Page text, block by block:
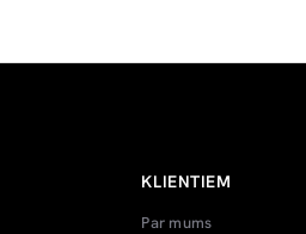
KLIENTIEM
Par mums